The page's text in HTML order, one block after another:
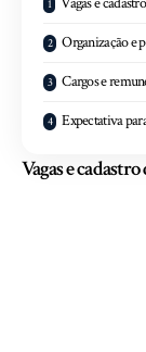
Organização e
Cargos e
Expectativa
Vagas e